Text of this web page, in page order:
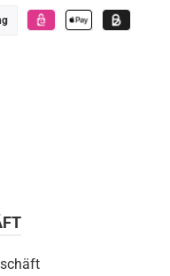
Kredit-/Debitkarte